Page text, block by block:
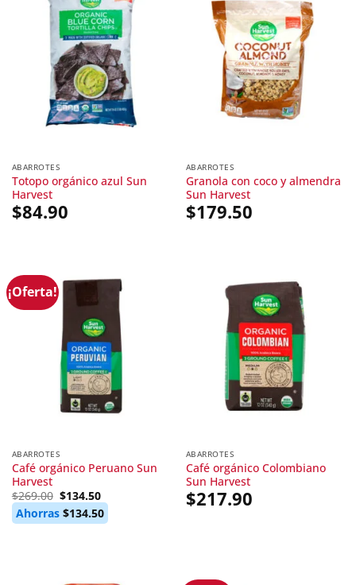
ABARROTES
Totopo orgánico azul Sun
Harvest
$84.90
ABARROTES
Granola con coco y almendra
Sun Harvest
$179.50
¡Oferta!
ABARROTES
Café orgánico Peruano Sun
Harvest
$269.00 Original
price
was:
$269.00.
$134.50Current
price
is:
$134.50.
Ahorras $134.50
ABARROTES
Café orgánico Colombiano
Sun Harvest
$217.90